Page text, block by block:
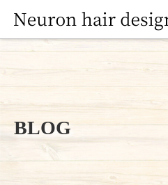
BLOG